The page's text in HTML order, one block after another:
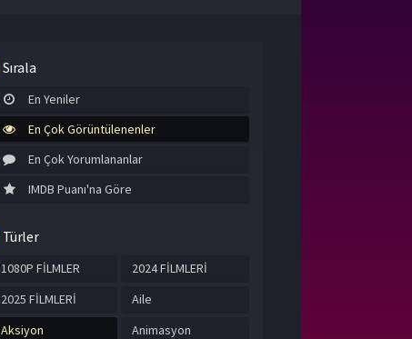
Sırala
En Yeniler
En Çok Görüntülenenler
En Çok Yorumlananlar
IMDB Puanı'na Göre
Türler
1080P FİLMLER
2024 FİLMLERİ
2025 FİLMLERİ
Aile
Aksiyon
Animasyon